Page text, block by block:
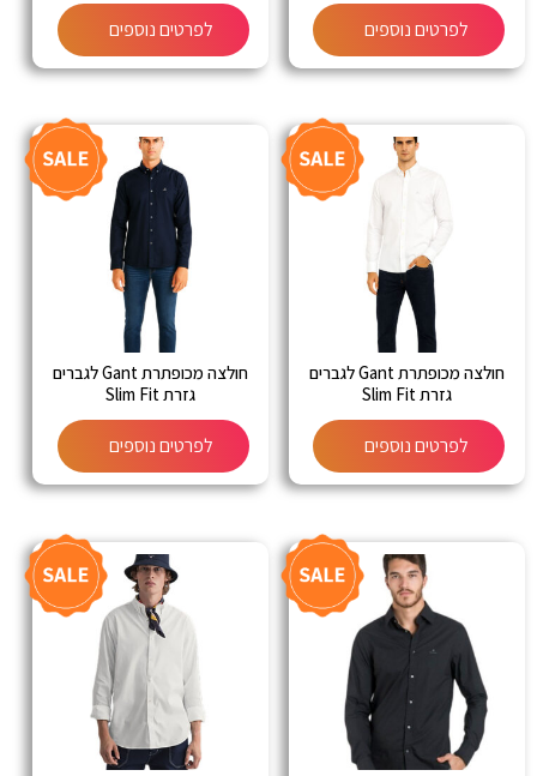
לפרטים נוספים לפרטים נוספים
חולצה מכופתרת Gant לגברים
גזרת Slim Fit
לפרטים נוספים
חולצה מכופתרת Gant לגברים
גזרת Slim Fit
לפרטים נוספים